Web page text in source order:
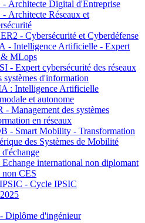
Architecte Digital d'Entreprise
Architecte Réseaux et
- Cybersécurité et Cyberdéfense
- Intelligence Artificielle - Expert
MLops
- Expert cybersécurité des réseaux
systèmes d'information
: Intelligence Artificielle
et autonome
- Management des systèmes
en réseaux
- Smart Mobility - Transformation
des Systèmes de Mobilité
international non diplomant
non CES
- Cycle IPSIC
Diplôme d'ingénieur